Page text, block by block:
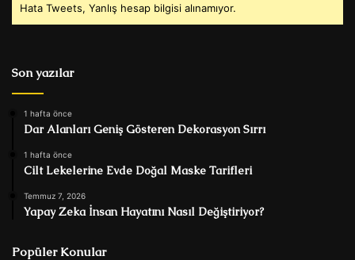
Hata Tweets, Yanlış hesap bilgisi alınamıyor.
Son yazılar
1 hafta önce
Dar Alanları Geniş Gösteren Dekorasyon Sırrı
1 hafta önce
Cilt Lekelerine Evde Doğal Maske Tarifleri
Temmuz 7, 2026
Yapay Zeka İnsan Hayatını Nasıl Değiştiriyor?
Popüler Konular